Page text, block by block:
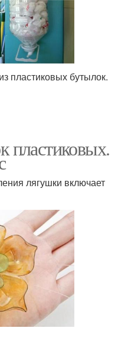
пластиковых бутылок.
пластиковых.
лягушки включает